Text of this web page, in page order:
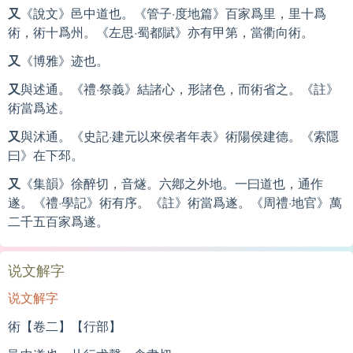
又 《說文》邑中道也。《管子·度地篇》百家爲里，里十爲
術，術十爲州。《左思·蜀都賦》亦有甲第，當衢向術。
又 《博雅》迹也。
又與述通。《禮·祭義》結諸心，形諸色，而術省之。《註》
術當爲述。
又與沭通。《史記·建元以來侯者年表》術陽侯建德。《索隱
曰》在下邳。
又 《集韻》徐醉切，音燧。六鄕之外地。一曰道也，通作
遂。《禮·學記》術有序。《註》術當爲遂。《周禮·地官》萬
二千五百家爲遂。
说文解字
说文解字
術【卷二】【行部】